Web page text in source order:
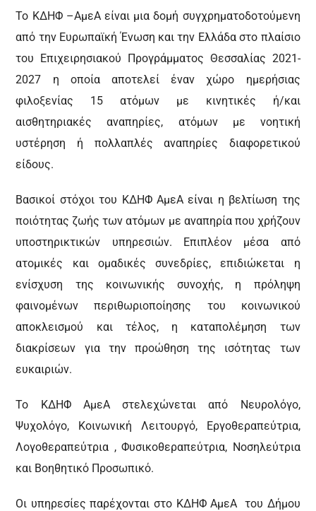
Το ΚΔΗΦ –ΑμεΑ είναι μια δομή συγχρηματοδοτούμενη
από την Ευρωπαϊκή Ένωση και την Ελλάδα στο πλαίσιο
του Επιχειρησιακού Προγράμματος Θεσσαλίας 2021-
2027 η οποία αποτελεί έναν χώρο ημερήσιας
φιλοξενίας 15 ατόμων με κινητικές ή/και
αισθητηριακές αναπηρίες, ατόμων με νοητική
υστέρηση ή πολλαπλές αναπηρίες διαφορετικού
είδους.
Βασικοί στόχοι του ΚΔΗΦ ΑμεΑ είναι η βελτίωση της
ποιότητας ζωής των ατόμων με αναπηρία που χρήζουν
υποστηρικτικών υπηρεσιών. Επιπλέον μέσα από
ατομικές και ομαδικές συνεδρίες, επιδιώκεται η
ενίσχυση της κοινωνικής συνοχής, η πρόληψη
φαινομένων περιθωριοποίησης του κοινωνικού
αποκλεισμού και τέλος, η καταπολέμηση των
διακρίσεων για την προώθηση της ισότητας των
ευκαιριών.
Το ΚΔΗΦ ΑμεΑ στελεχώνεται από Νευρολόγο,
Ψυχολόγο, Κοινωνική Λειτουργό, Εργοθεραπεύτρια,
Λογοθεραπεύτρια , Φυσικοθεραπεύτρια, Νοσηλεύτρια
και Βοηθητικό Προσωπικό.
Οι υπηρεσίες παρέχονται στο ΚΔΗΦ ΑμεΑ του Δήμου